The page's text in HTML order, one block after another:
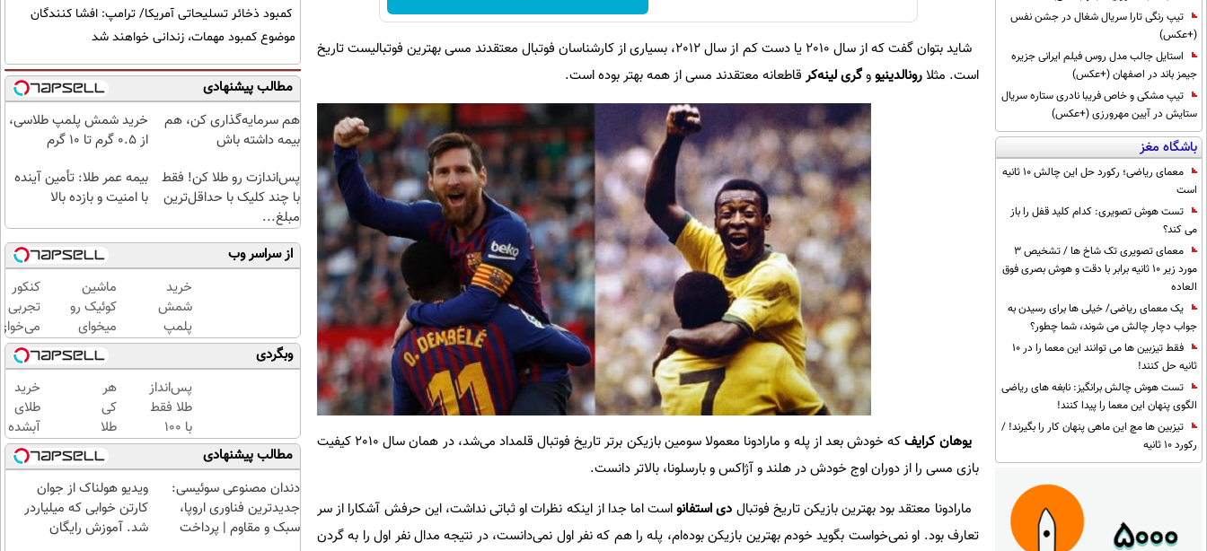
تیپ رنگی تارا سریال شغال در جشن نفس
(+عکس)
استایل جالب مدل روس فیلم ایرانی جزیره
جیمز باند در اصفهان (+عکس)
تیپ مشکی و خاص فریبا نادری ستاره سریال
ستایش در آیین مهرورزی (+عکس)
باشگاه مغز
معمای ریاضی؛ رکورد حل این چالش 10 ثانیه
است
تست هوش تصویری: کدام کلید قفل را باز
می کند؟
معمای تصویری تک شاخ ها / تشخیص 3
مورد زیر 10 ثانیه برابر با دقت و هوش بصری فوق
العاده
یک معمای ریاضی/ خیلی ها برای رسیدن به
جواب دچار چالش می شوند، شما چطور؟
فقط تیزبین ها می توانند این معما را در 10
ثانیه حل کنند!
تست هوش چالش برانگیز: نابغه های ریاضی
الگوی پنهان این معما را پیدا کنند!
تیزبین ها مچ این ماهی پنهان کار را بگیرند! /
رکورد 10 ثانیه
شاید بتوان گفت که از سال 2010 یا دست کم از سال 2012، بسیاری از کارشناسان فوتبال معتقدند مسی بهترین فوتبالیست تاریخ
است. مثلا رونالدینیووگری لینه‌کر قاطعانه معتقدند مسی از همه بهتر بوده است.
یوهان کرایف
که خودش بعد از پله و مارادونا معمولا سومین بازیکن برتر تاریخ فوتبال قلمداد می‌شد، در همان سال 2010 کیفیت
بازی مسی را از دوران اوج خودش در هلند و آژاکس و بارسلونا، بالاتر دانست.
مارادونا معتقد بود بهترین بازیکن تاریخ فوتبال دی استفانواست اما جدا از اینکه نظرات او ثباتی نداشت، این حرفش آشکارا از سر
تعارف بود. او نمی‌خواست بگوید خودم بهترین بازیکن بوده‌ام، پله را هم که نفر اول نمی‌دانست، در نتیجه مدال نفر اول را به گردن
کمبود ذخائر تسلیحاتی آمریکا/ ترامپ: افشا کنندگان
موضوع کمبود مهمات، زندانی خواهند شد
مطالب پیشنهادی
هم سرمایه‌گذاری کن، هم
بیمه داشته باش
خرید شمش پلمپ طلاسی،
از ۰.۵ گرم تا ۱۰ گرم
پس‌اندازت رو طلا کن! فقط
با چند کلیک با حداقل‌ترین
مبلغ...
بیمه عمر طلا: تأمین آینده
با امنیت و بازده بالا
از سراسر وب
خرید
شمش
پلمپ
طلاسی،
از ۰.۵
گرم تا
۱۰ گرم
ماشین
کوئیک رو
میخوای
بفروشی؟
اینجا
بدون
آگهی و
در چند
ساعت
بفروشش
کنکور
تجربی
یا
پزشکی؟
با ماز
رتبه 1
شو
وبگردی
پس‌انداز
طلا فقط
با ۱۰۰
هزارتومان
(امن و
راحت)
هر
کی
طلا
داره،
غم
نداره!
😊💎
(خرید
خرید
طلای
آبشده
حتی با
۱۰۰هزارتومان
مطالب پیشنهادی
دندان مصنوعی سوئیسی:
جدیدترین فناوری اروپا،
سبک و مقاوم | پرداخت
ویدیو هولناک از جوان
کارتن خوابی که میلیاردر
شد. آموزش رایگان